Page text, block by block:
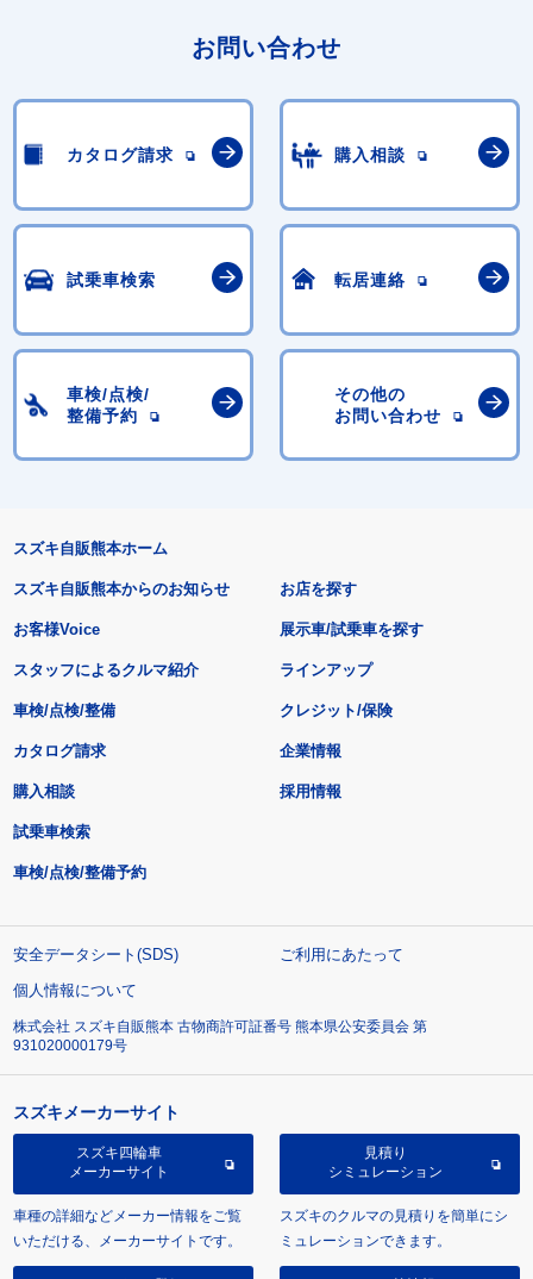
お問い合わせ
カタログ請求 購入相談
試乗車検索 転居連絡
車検/点検/
整備予約
その他の
お問い合わせ
スズキ自販熊本ホーム
スズキ自販熊本からのお知らせ
お客様Voice
スタッフによるクルマ紹介
お店を探す
展示車/試乗車を探す
ラインアップ
車検/点検/整備 クレジット/保険
カタログ請求
購入相談
試乗車検索
車検/点検/整備予約
企業情報
採用情報
安全データシート(SDS)
ご利用にあたって
個人情報について
株式会社 スズキ自販熊本 古物商許可証番号 熊本県公安委員会 第
931020000179号
スズキメーカーサイト
スズキ四輪車
メーカーサイト
車種の詳細などメーカー情報をご覧
いただける、メーカーサイトです。
見積り
シミュレーション
スズキのクルマの見積りを簡単にシ
ミュレーションできます。